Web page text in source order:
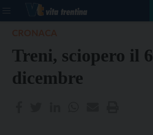
Treni, sciopero il 6
dicembre